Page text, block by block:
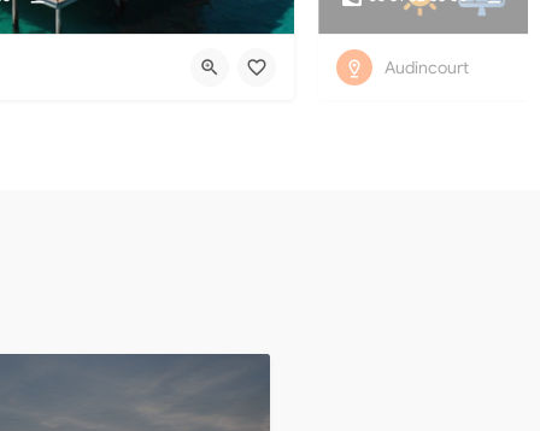
Audincourt